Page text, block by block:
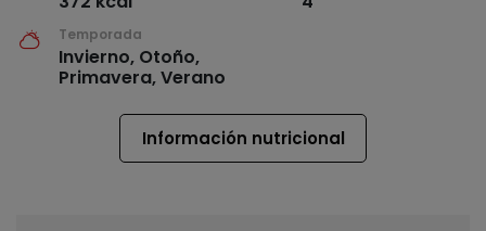
Temporada
Invierno, Otoño,
Primavera, Verano
Información nutricional